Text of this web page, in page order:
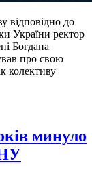
відповідно до
України ректор
Богдана
про свою
колективу
минуло